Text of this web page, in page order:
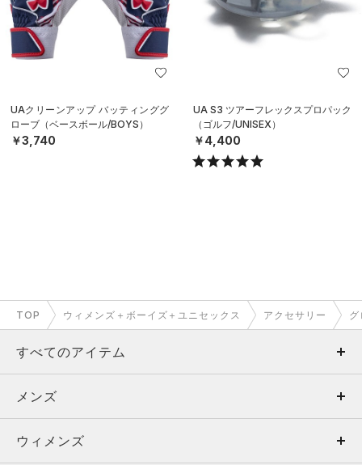
UAクリーンアップ バッティンググ
ローブ（ベースボール/BOYS）
￥3,740
UA S3 ツアーフレックスプロパック
（ゴルフ/UNISEX）
￥4,400
TOP ウィメンズ＋ボーイズ＋ユニセックス アクセサリー
すべてのアイテム
メンズ
ウィメンズ
メンズ
トップス
ウィメンズ